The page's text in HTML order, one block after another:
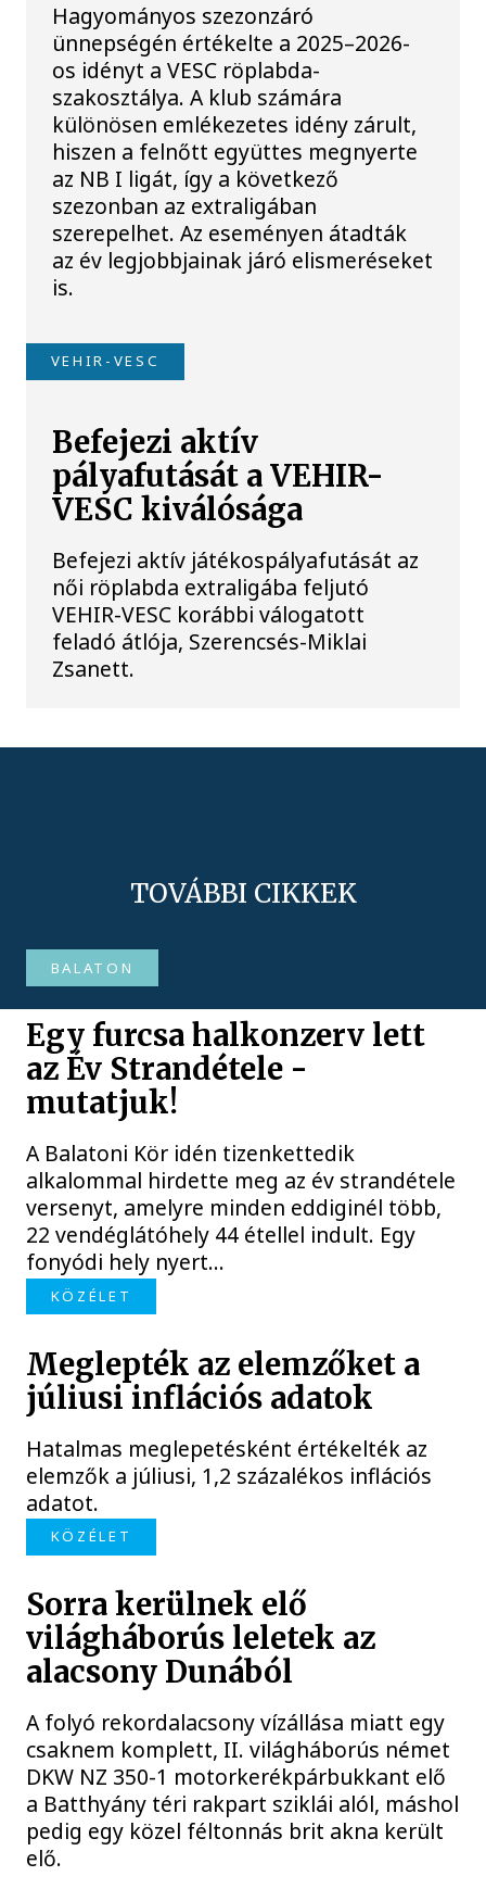
Hagyományos szezonzáró
ünnepségén értékelte a 2025–2026-
os idényt a VESC röplabda-
szakosztálya. A klub számára
különösen emlékezetes idény zárult,
hiszen a felnőtt együttes megnyerte
az NB I ligát, így a következő
szezonban az extraligában
szerepelhet. Az eseményen átadták
az év legjobbjainak járó elismeréseket
is.
VEHIR-VESC
Befejezi aktív
pályafutását a VEHIR-
VESC kiválósága
Befejezi aktív játékospályafutását az
női röplabda extraligába feljutó
VEHIR-VESC korábbi válogatott
feladó átlója, Szerencsés-Miklai
Zsanett.
TOVÁBBI CIKKEK
BALATON
Egy furcsa halkonzerv lett
az Év Strandétele -
mutatjuk!
A Balatoni Kör idén tizenkettedik
alkalommal hirdette meg az év strandétele
versenyt, amelyre minden eddiginél több,
22 vendéglátóhely 44 étellel indult. Egy
fonyódi hely nyert...
KÖZÉLET
Meglepték az elemzőket a
júliusi inflációs adatok
Hatalmas meglepetésként értékelték az
elemzők a júliusi, 1,2 százalékos inflációs
adatot.
KÖZÉLET
Sorra kerülnek elő
világháborús leletek az
alacsony Dunából
A folyó rekordalacsony vízállása miatt egy
csaknem komplett, II. világháborús német
DKW NZ 350-1 motorkerékpárbukkant elő
a Batthyány téri rakpart sziklái alól, máshol
pedig egy közel féltonnás brit akna került
elő.